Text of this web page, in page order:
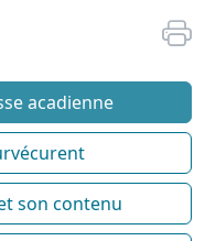
acadienne
son contenu